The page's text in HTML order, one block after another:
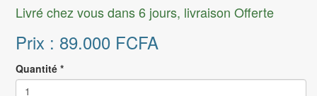
Huawei Nova
Huawei Série P
12 | 12 Pro
Tire - lait
PARFUMS FEMME
Livré chez vous dans 6 jours, livraison Offerte
Prix : 89.000 FCFA
Quantité *